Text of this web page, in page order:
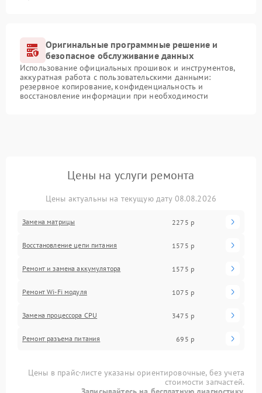
Оригинальные программные решение и
безопасное обслуживание данных
Использование официальных прошивок и инструментов,
аккуратная работа с пользовательскими данными:
резервное копирование, конфиденциальность и
восстановление информации при необходимости
Цены на услуги ремонта
Цены актуальны на текущую дату 08.08.2026
Замена матрицы 2275 р
Восстановление цепи питания 1575 р
Ремонт и замена аккумулятора 1575 р
Ремонт Wi-Fi модуля 1075 р
Замена процессора CPU 3475 р
Ремонт разъема питания 695 р
Цены в прайс-листе указаны ориентировочные, без учета
стоимости запчастей.